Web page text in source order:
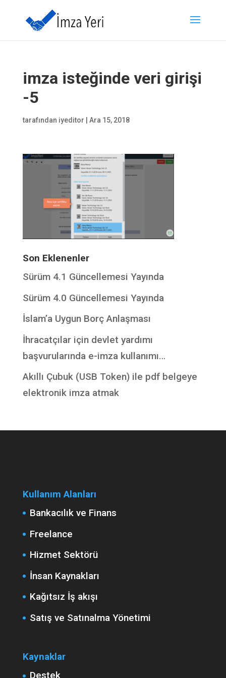
imza isteğinde veri girişi
-5
tarafından iyeditor Ara 15, 2018
Son Eklenenler
Sürüm 4.1 Güncellemesi Yayında
Sürüm 4.0 Güncellemesi Yayında
İslam’a Uygun Borç Anlaşması
İhracatçılar için devlet yardımı
başvurularında e-imza kullanımı…
Akıllı Çubuk (USB Token) ile pdf belgeye
elektronik imza atmak
Kullanım Alanları
Bankacılık ve Finans
Freelance
Hizmet Sektörü
İnsan Kaynakları
Kağıtsız İş akışı
Satış ve Satınalma Yönetimi
Kaynaklar
Destek